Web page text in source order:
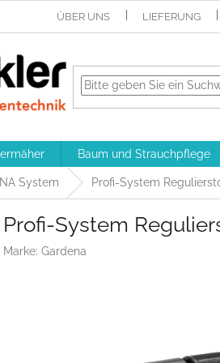
ÜBER UNS LIEFERUNG
Baum und Strauchpflege
System Profi-System
Profi-System
Marke: Gardena